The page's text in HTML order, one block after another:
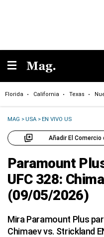
Florida California Texas
MAG >USA >EN VIVO US
Añadir El
Paramount
UFC 328:
(09/05/2026)
Mira Paramount Plus
Chimaev vs. Strickland